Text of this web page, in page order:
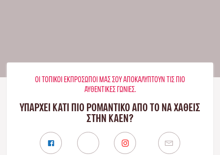
ΟΙ ΤΟΠΙΚΟΊ ΕΚΠΡΌΣΩΠΟΊ ΜΑΣ ΣΟΥ ΑΠΟΚΑΛΎΠΤΟΥΝ ΤΙΣ ΠΙΟ
ΑΥΘΕΝΤΙΚΈΣ ΓΩΝΙΈΣ.
ΥΠΑΡΧΕΙ ΚΑΤΙ ΠΙΟ ΡΟΜΑΝΤΙΚΟ ΑΠΟ ΤΟ ΝΑ ΧΑΘΕΙΣ
ΣΤΗΝ ΚΑΈΝ?